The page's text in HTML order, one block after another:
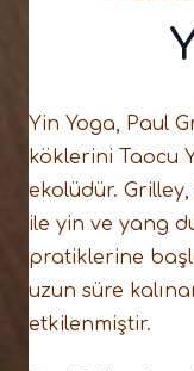
Yin Yoga, Paul
köklerini Taocu
ekolüdür.
ile yin ve yang
pratiklerine
uzun süre
etkilenmiştir.